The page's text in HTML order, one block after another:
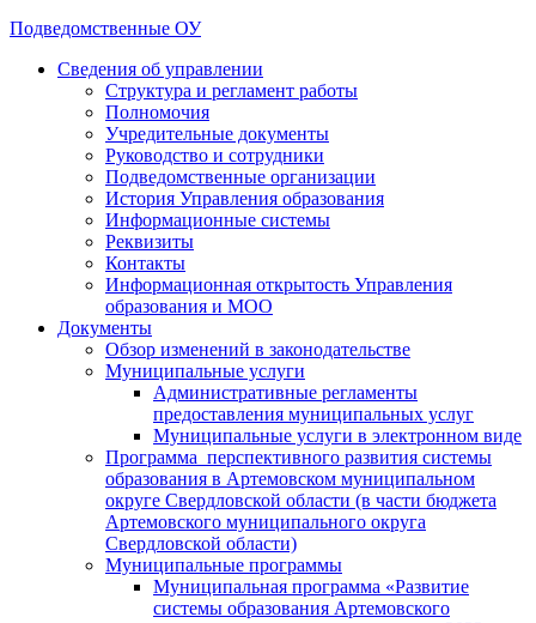
Подведомственные ОУ
Сведения об управлении
Структура и регламент работы
Полномочия
Учредительные документы
Руководство и сотрудники
Подведомственные организации
История Управления образования
Информационные системы
Реквизиты
Контакты
Информационная открытость Управления
образования и МОО
Документы
Обзор изменений в законодательстве
Муниципальные услуги
Административные регламенты
предоставления муниципальных услуг
Муниципальные услуги в электронном виде
Программа перспективного развития системы
образования в Артемовском муниципальном
округе Свердловской области (в части бюджета
Артемовского муниципального округа
Свердловской области)
Муниципальные программы
Муниципальная программа «Развитие
системы образования Артемовского